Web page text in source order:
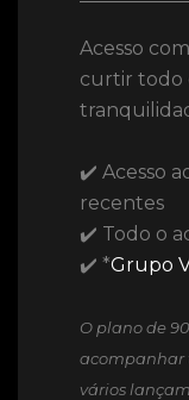
Acesso
curtir todo
✔️ Acesso
recentes
✔️ Todo o
✔️ *Grupo
O plano de
acompanhar
vários